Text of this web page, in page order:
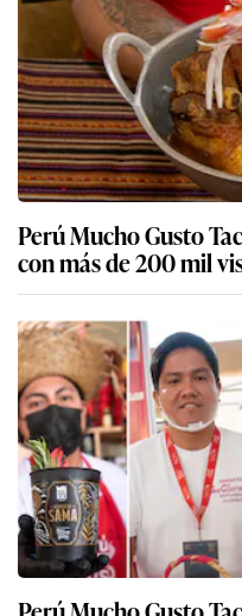
Perú Mucho Gusto
con más de 200 mil